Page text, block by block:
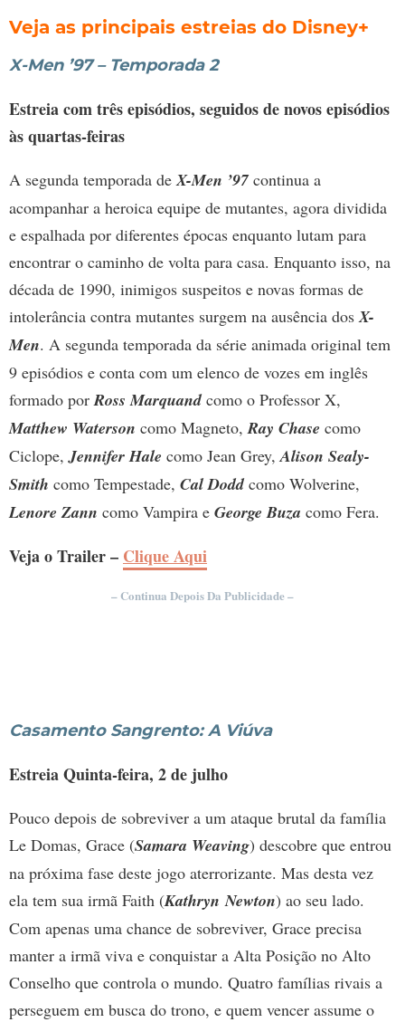
Veja as principais estreias do Disney+
X-Men ’97 – Temporada 2
Estreia com três episódios, seguidos de novos episódios
às quartas-feiras
A segunda temporada deX-Men ’97continua a
acompanhar a heroica equipe de mutantes, agora dividida
e espalhada por diferentes épocas enquanto lutam para
encontrar o caminho de volta para casa. Enquanto isso, na
década de 1990, inimigos suspeitos e novas formas de
intolerância contra mutantes surgem na ausência dosX-
Men. A segunda temporada da série animada original tem
9 episódios e conta com um elenco de vozes em inglês
formado porRoss Marquandcomo o Professor X,
Matthew Waterson como Magneto,Ray Chase como
Ciclope,Jennifer Hale como Jean Grey,Alison Sealy-
Smith como Tempestade, Cal Doddcomo Wolverine,
Lenore Zann como Vampira e George Buza como Fera.
Veja o Trailer – Clique Aqui
– Continua Depois Da Publicidade –
Casamento Sangrento: A Viúva
Estreia Quinta-feira, 2 de julho
Pouco depois de sobreviver a um ataque brutal da família
Le Domas, Grace (Samara Weaving) descobre que entrou
na próxima fase deste jogo aterrorizante. Mas desta vez
ela tem sua irmã Faith (Kathryn Newton) ao seu lado.
Com apenas uma chance de sobreviver, Grace precisa
manter a irmã viva e conquistar a Alta Posição no Alto
Conselho que controla o mundo. Quatro famílias rivais a
perseguem em busca do trono, e quem vencer assume o